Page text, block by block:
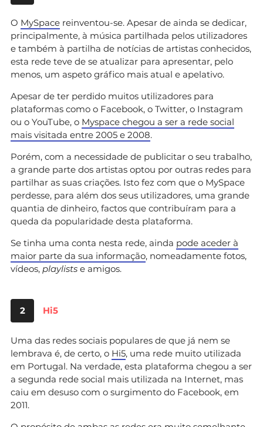
O MySpace reinventou-se. Apesar de ainda se dedicar,
principalmente, à música partilhada pelos utilizadores
e também à partilha de notícias de artistas conhecidos,
esta rede teve de se atualizar para apresentar, pelo
menos, um aspeto gráfico mais atual e apelativo.
Apesar de ter perdido muitos utilizadores para
plataformas como o Facebook, o Twitter, o Instagram
ou o YouTube, o Myspace chegou a ser a rede social
mais visitada entre 2005 e 2008.
Porém, com a necessidade de publicitar o seu trabalho,
a grande parte dos artistas optou por outras redes para
partilhar as suas criações. Isto fez com que o MySpace
perdesse, para além dos seus utilizadores, uma grande
quantia de dinheiro, factos que contribuíram para a
queda da popularidade desta plataforma.
Se tinha uma conta nesta rede, ainda pode aceder à
maior parte da sua informação, nomeadamente fotos,
vídeos, playlists e amigos.
2 Hi5
Uma das redes sociais populares de que já nem se
lembrava é, de certo, o Hi5, uma rede muito utilizada
em Portugal. Na verdade, esta plataforma chegou a ser
a segunda rede social mais utilizada na Internet, mas
caiu em desuso com o surgimento do Facebook, em
2011.